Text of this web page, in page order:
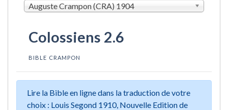
Auguste Crampon (CRA) 1904
Colossiens 2.6
BIBLE CRAMPON
Lire la Bible en ligne dans la traduction de votre
choix : Louis Segond 1910, Nouvelle Edition de